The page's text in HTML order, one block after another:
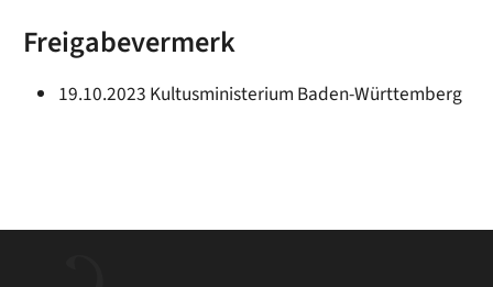
Freigabevermerk
19.10.2023 Kultusministerium Baden-Württemberg